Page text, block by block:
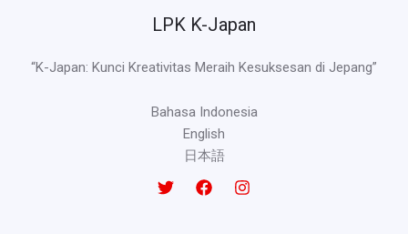
LPK K-Japan
“K-Japan: Kunci Kreativitas Meraih Kesuksesan di Jepang”
Bahasa Indonesia
English
日本語